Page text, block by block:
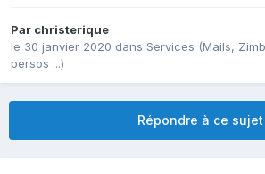
Par christerique
le 30 janvier 2020 dans Services (Mails,
persos ...)
Répondre à ce sujet